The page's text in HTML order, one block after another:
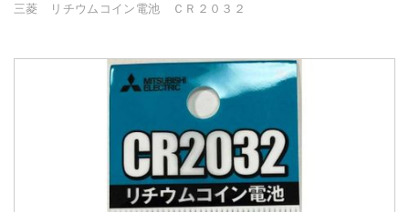
三菱 リチウムコイン電池 ＣＲ２０３２